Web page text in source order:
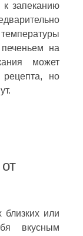
запеканию
на
может
рецепта, но
близких или
вкусным